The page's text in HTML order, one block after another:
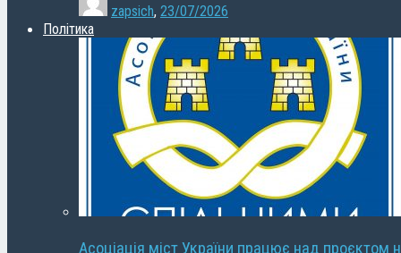
zapsich, 23/07/2026
Політика
Асоціація міст України працює над проєктом